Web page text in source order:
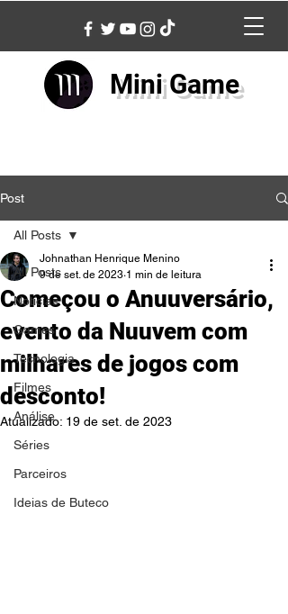
Mini Game
Post
All Posts
Notícias
Games
Tecnologia
Filmes
Análise
Séries
Parceiros
Ideias de Buteco
All Posts
Começou o Anuuversário,
evento da Nuuvem com
milhares de jogos com
desconto!
Johnathan Henrique Menino
9 de set. de 2023 1 min de leitura
Atualizado: 19 de set. de 2023